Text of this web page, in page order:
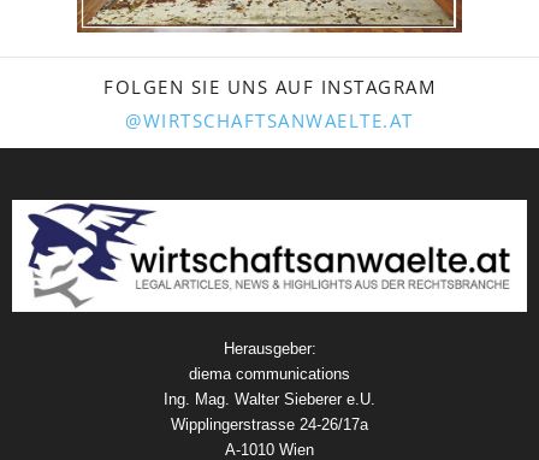
FOLGEN SIE UNS AUF INSTAGRAM
@WIRTSCHAFTSANWAELTE.AT
Herausgeber:
diema communications
Ing. Mag. Walter Sieberer e.U.
Wipplingerstrasse 24-26/17a
A-1010 Wien